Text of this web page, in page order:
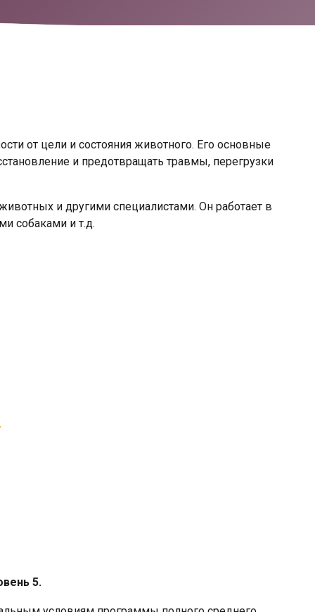
от цели и состояния животного. Его основные
и предотвращать травмы, перегрузки
и другими специалистами. Он работает в
собаками и т.д.
5.